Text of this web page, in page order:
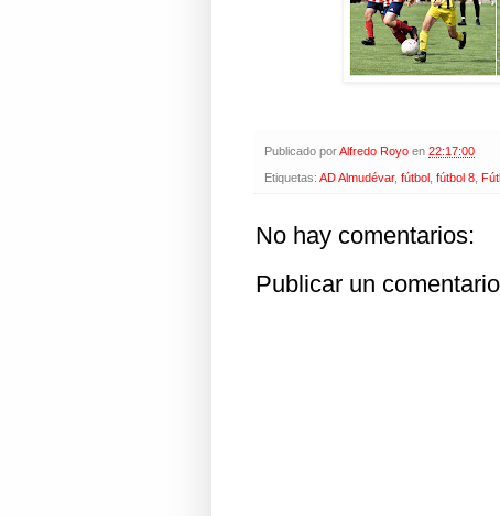
Publicado porAlfredo Royo en 22:17:00
Etiquetas: AD Almudévar, fútbol fútbol 8
No hay comentarios:
Publicar un comentario